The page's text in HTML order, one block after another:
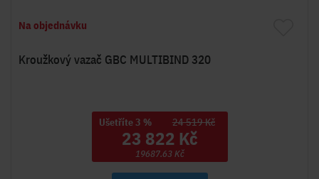
Na objednávku
Kroužkový vazač GBC MULTIBIND 320
Ušetříte 3 % 24 519 Kč
23 822 Kč
19687.63 Kč